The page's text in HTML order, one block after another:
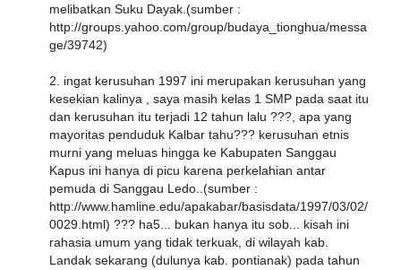
melibatkan Suku Dayak.(sumber :
http://groups.yahoo.com/group/budaya_tionghua/messa
ge/39742)
2. ingat kerusuhan 1997 ini merupakan kerusuhan yang
kesekian kalinya , saya masih kelas 1 SMP pada saat itu
dan kerusuhan itu terjadi 12 tahun lalu ???, apa yang
mayoritas penduduk Kalbar tahu??? kerusuhan etnis
murni yang meluas hingga ke Kabupaten Sanggau
Kapus ini hanya di picu karena perkelahian antar
pemuda di Sanggau Ledo..(sumber :
http://www.hamline.edu/apakabar/basisdata/1997/03/02/
0029.html) ??? ha5... bukan hanya itu sob... kisah ini
rahasia umum yang tidak terkuak, di wilayah kab.
Landak sekarang (dulunya kab. pontianak) pada tahun